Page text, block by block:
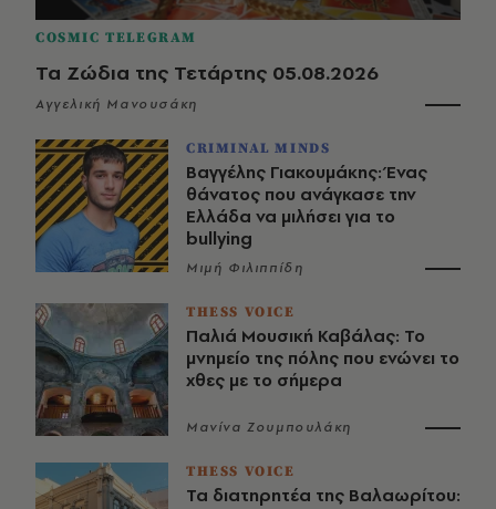
COSMIC TELEGRAM
Τα Ζώδια της Τετάρτης 05.08.2026
Αγγελική Μανουσάκη
CRIMINAL MINDS
Βαγγέλης Γιακουμάκης: Ένας
θάνατος που ανάγκασε την
Ελλάδα να μιλήσει για το
bullying
Μιμή Φιλιππίδη
THESS VOICE
Παλιά Μουσική Καβάλας: Το
μνημείο της πόλης που ενώνει το
χθες με το σήμερα
Μανίνα Ζουμπουλάκη
THESS VOICE
Τα διατηρητέα της Βαλαωρίτου: